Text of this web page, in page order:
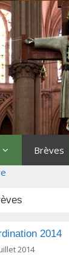
Brèves
2014
2014